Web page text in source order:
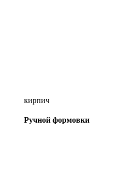
кирпич
Ручной формовки